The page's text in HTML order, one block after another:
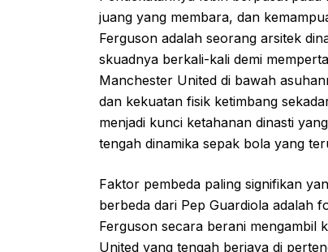
juang yang membara, dan
Ferguson adalah seorang arsitek
skuadnya berkali-kali demi
Manchester United di bawah
dan kekuatan fisik ketimbang
menjadi kunci ketahanan dinasti
tengah dinamika sepak bola yang
Faktor pembeda paling signifikan
berbeda dari Pep Guardiola adalah
Ferguson secara berani mengambil
United yang tengah berjaya di